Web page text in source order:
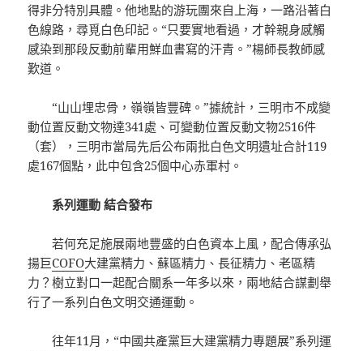
得非分特別具體。他地點的游玩團來自上海，一路沿著白
色線路，尋覓白色印記。“只要實地看過，才幹親身感觸
感染到那段反動前輩用鮮血書寫的汗青。”楊師長教師感
歎道。
“山山埋忠骨，嶺嶺皆豐碑。”據統計，三明市不成變
動位置反動文物達341處、可變動位置反動文物2516件
（套），三明市當局先后公布兩批白色文明遺址合計119
處167個點，此中包含25個中心赤軍村。
系列運動 結合發布
若何充足施展兩地豐盛的白色資本上風，配合傳承弘
揚巨COFO大建黨精力、蘇區精力、長征精力、老區精
力？樹立對口一起配合關系一年多以來，兩地結合謀劃舉
行了一系列白色文明交通運動。
往年11月，“中國共產黨巨大建黨精力專題展”系列運